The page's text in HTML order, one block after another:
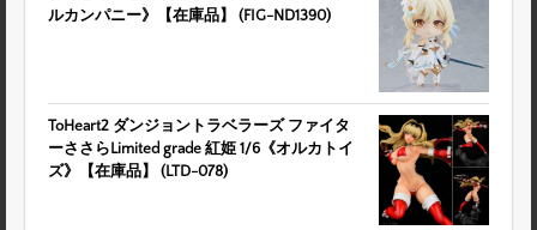
ルカンパニー》【在庫品】 (FIG-ND1390)
ToHeart2 ダンジョントラベラーズ ファイタ
ーささらLimited grade 紅姫 1/6《オルカトイ
ズ》【在庫品】 (LTD-078)